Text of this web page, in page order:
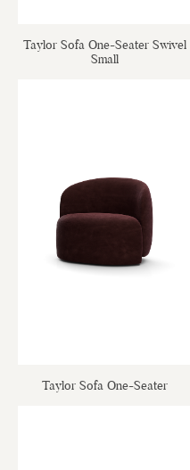
Taylor Sofa One-Seater Swivel
Small
Taylor Sofa One-Seater